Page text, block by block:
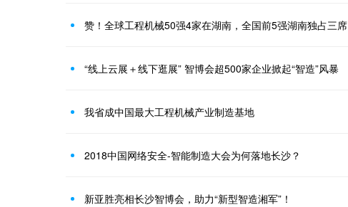
赞！全球工程机械50强4家在湖南，全国前5强湖南独占三席
“线上云展＋线下逛展” 智博会超500家企业掀起“智造”风暴
我省成中国最大工程机械产业制造基地
2018中国网络安全-智能制造大会为何落地长沙？
新亚胜亮相长沙智博会，助力“新型智造湘军”！